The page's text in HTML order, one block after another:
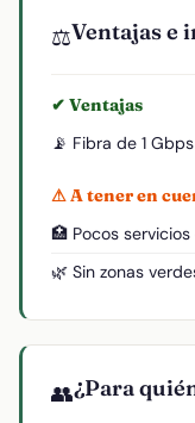
⚖️Ventajas e
✔ Ventajas
📡 Fibra de 1
⚠ A tener en
🏥 Pocos
🌿 Sin zonas
👥¿Para